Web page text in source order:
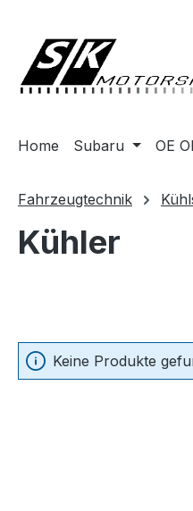
Home Subaru OE
Fahrzeugtechnik
Kühler
Keine Produkte